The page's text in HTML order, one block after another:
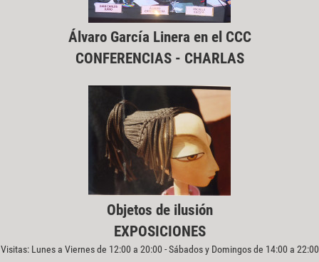
Álvaro García Linera en el CCC
CONFERENCIAS - CHARLAS
Objetos de ilusión
EXPOSICIONES
Visitas: Lunes a Viernes de 12:00 a 20:00 - Sábados y Domingos de 14:00 a 22:00